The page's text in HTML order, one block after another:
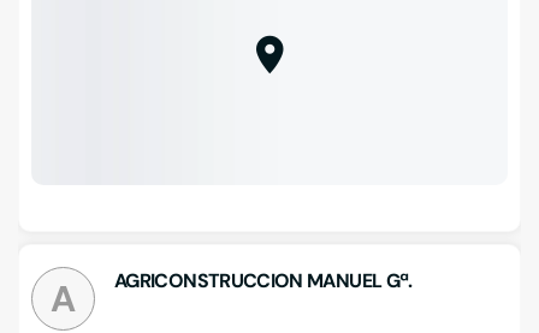
A AGRICONSTRUCCION MANUEL Gª.